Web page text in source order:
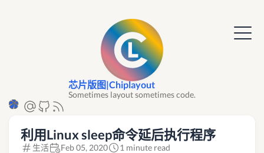
芯片版图|Chiplayout
Sometimes layout sometimes code.
利用Linux sleep命令延后执行程序
生活 Feb 05, 2020 1 minute read